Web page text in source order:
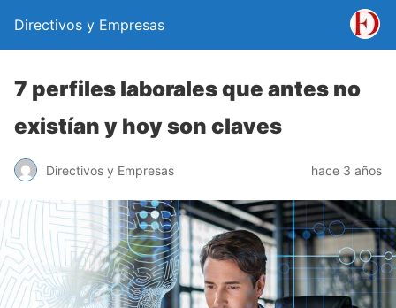
Directivos y Empresas
7 perfiles laborales que antes no
existían y hoy son claves
Directivos y Empresas hace 3 años